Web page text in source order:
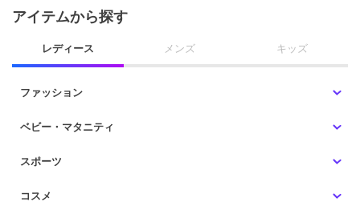
アイテムから探す
レディース メンズ キッズ
ファッション
ベビー・マタニティ
スポーツ
コスメ